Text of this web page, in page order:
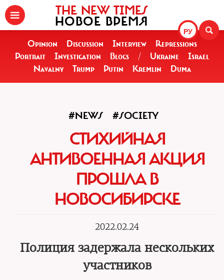
РУ
THE NEW TIMES
НОВОЕ ВРЕМЯ
Opinion Discussion Interview
Repressions
Portrait
Investigation Blogs / Ukraine
Israel
Navalny
Trump Putin Kremlin Duma
#NEWS #SOCIETY
СТИХИЙНАЯ
АНТИВОЕННАЯ АКЦИЯ
ПРОШЛА В
НОВОСИБИРСКЕ
2022.02.24
Полиция задержала нескольких
участников